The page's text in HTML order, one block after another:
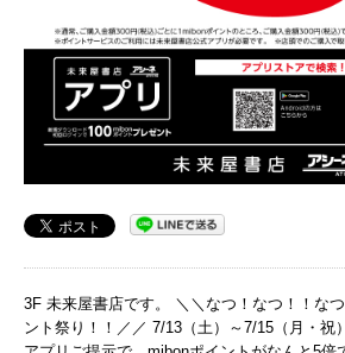
3F 未来屋書店です。 ＼＼なつ！なつ！！な
ント祭り！！／／ 7/13（土）～7/15（月・祝